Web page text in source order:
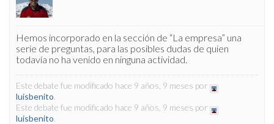
Hemos incorporado en la sección de “La empresa” una
serie de preguntas, para las posibles dudas de quien
todavía no ha venido en ninguna actividad.
Este debate fue modificado hace 9 años, 9 meses por
luisbenito
Este debate fue modificado hace 9 años, 9 meses por
luisbenito